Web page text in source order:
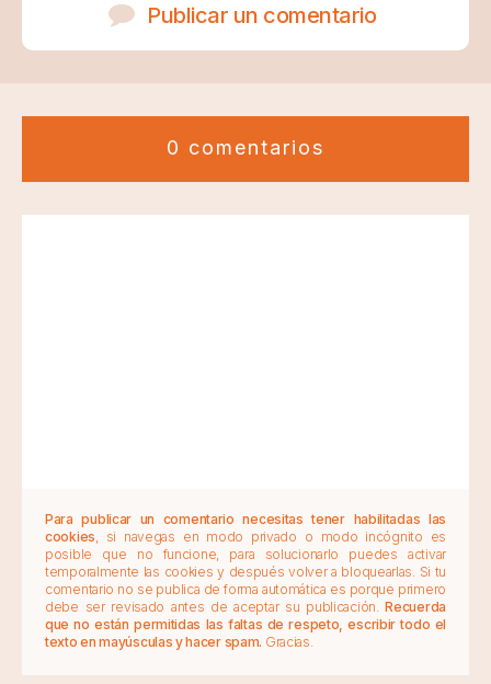
Publicar un comentario
0 comentarios
Para publicar un comentario necesitas tener habilitadas las
cookies , si navegas en modo privado o modo incógnito es
posible que no funcione, para solucionarlo puedes activar
temporalmente las cookies y después volver a bloquearlas. Si tu
comentario no se publica de forma automática es porque primero
debe ser revisado antes de aceptar su publicación.Recuerda
que no están permitidas las faltas de respeto, escribir todo el
texto en mayúsculas y hacer spam. Gracias.